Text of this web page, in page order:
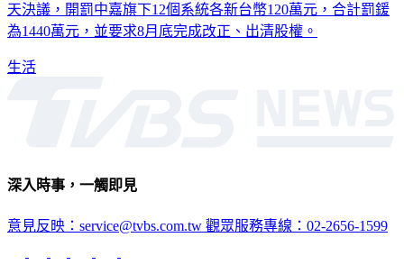
天決議，開罰中嘉旗下12個系統各新台幣120萬元，合計罰鍰
為1440萬元，並要求8月底完成改正、出清股權。
生活
深入時事，一觸即見
意見反映：service@tvbs.com.tw 觀眾服務專線：02-2656-1599